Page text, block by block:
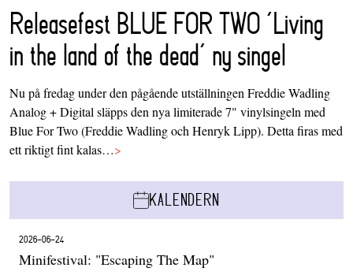
Releasefest BLUE FOR TWO ‘Living
in the land of the dead’ ny singel
Nu på fredag under den pågående utställningen Freddie Wadling
Analog + Digital släpps den nya limiterade 7" vinylsingeln med
Blue For Two (Freddie Wadling och Henryk Lipp). Detta firas med
ett riktigt fint kalas…>
KALENDERN
2026-06-24
Minifestival: "Escaping The Map"